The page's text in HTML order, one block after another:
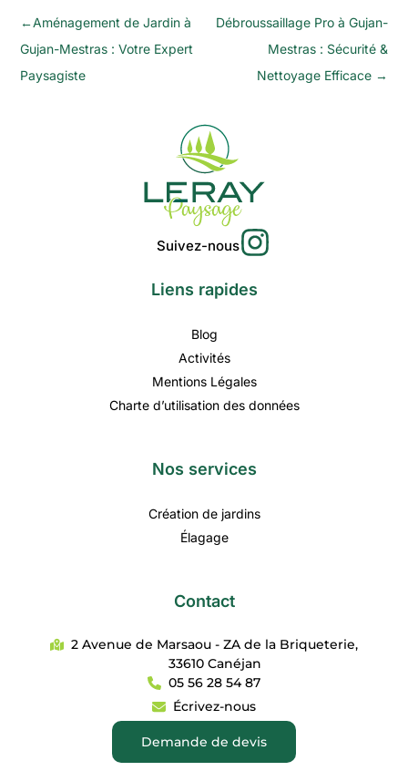
←Aménagement de Jardin à
Gujan-Mestras : Votre Expert
Paysagiste
Débroussaillage Pro à Gujan-
Mestras : Sécurité &
Nettoyage Efficace →
Suivez-nous
Liens rapides
Blog
Activités
Mentions Légales
Charte d’utilisation des données
Nos services
Création de jardins
Élagage
Contact
2 Avenue de Marsaou - ZA de la Briqueterie,
33610 Canéjan
05 56 28 54 87
Écrivez-nous
Demande de devis